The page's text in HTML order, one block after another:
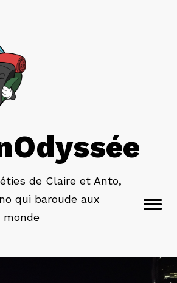
de Claire et Anto,
qui baroude aux